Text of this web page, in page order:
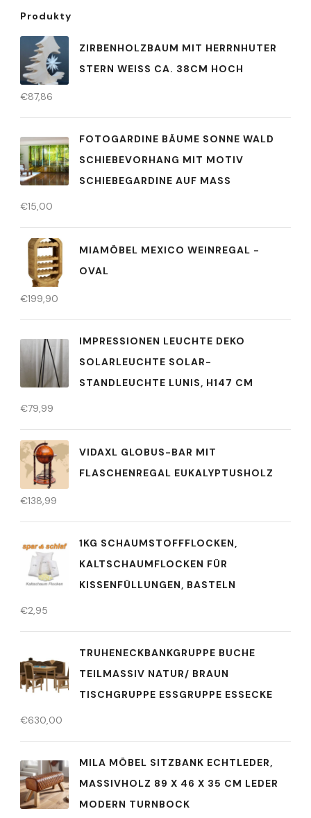
Produkty
ZIRBENHOLZBAUM MIT HERRNHUTER
STERN WEISS CA. 38CM HOCH
€87,86
FOTOGARDINE BÄUME SONNE WALD
SCHIEBEVORHANG MIT MOTIV
SCHIEBEGARDINE AUF MASS
€15,00
MIAMÖBEL MEXICO WEINREGAL -
OVAL
€199,90
IMPRESSIONEN LEUCHTE DEKO
SOLARLEUCHTE SOLAR-
STANDLEUCHTE LUNIS, H147 CM
€79,99
VIDAXL GLOBUS-BAR MIT
FLASCHENREGAL EUKALYPTUSHOLZ
€138,99
1KG SCHAUMSTOFFFLOCKEN,
KALTSCHAUMFLOCKEN FÜR
KISSENFÜLLUNGEN, BASTELN
€2,95
TRUHENECKBANKGRUPPE BUCHE
TEILMASSIV NATUR/ BRAUN
TISCHGRUPPE ESSGRUPPE ESSECKE
€630,00
MILA MÖBEL SITZBANK ECHTLEDER,
MASSIVHOLZ 89 X 46 X 35 CM LEDER
MODERN TURNBOCK